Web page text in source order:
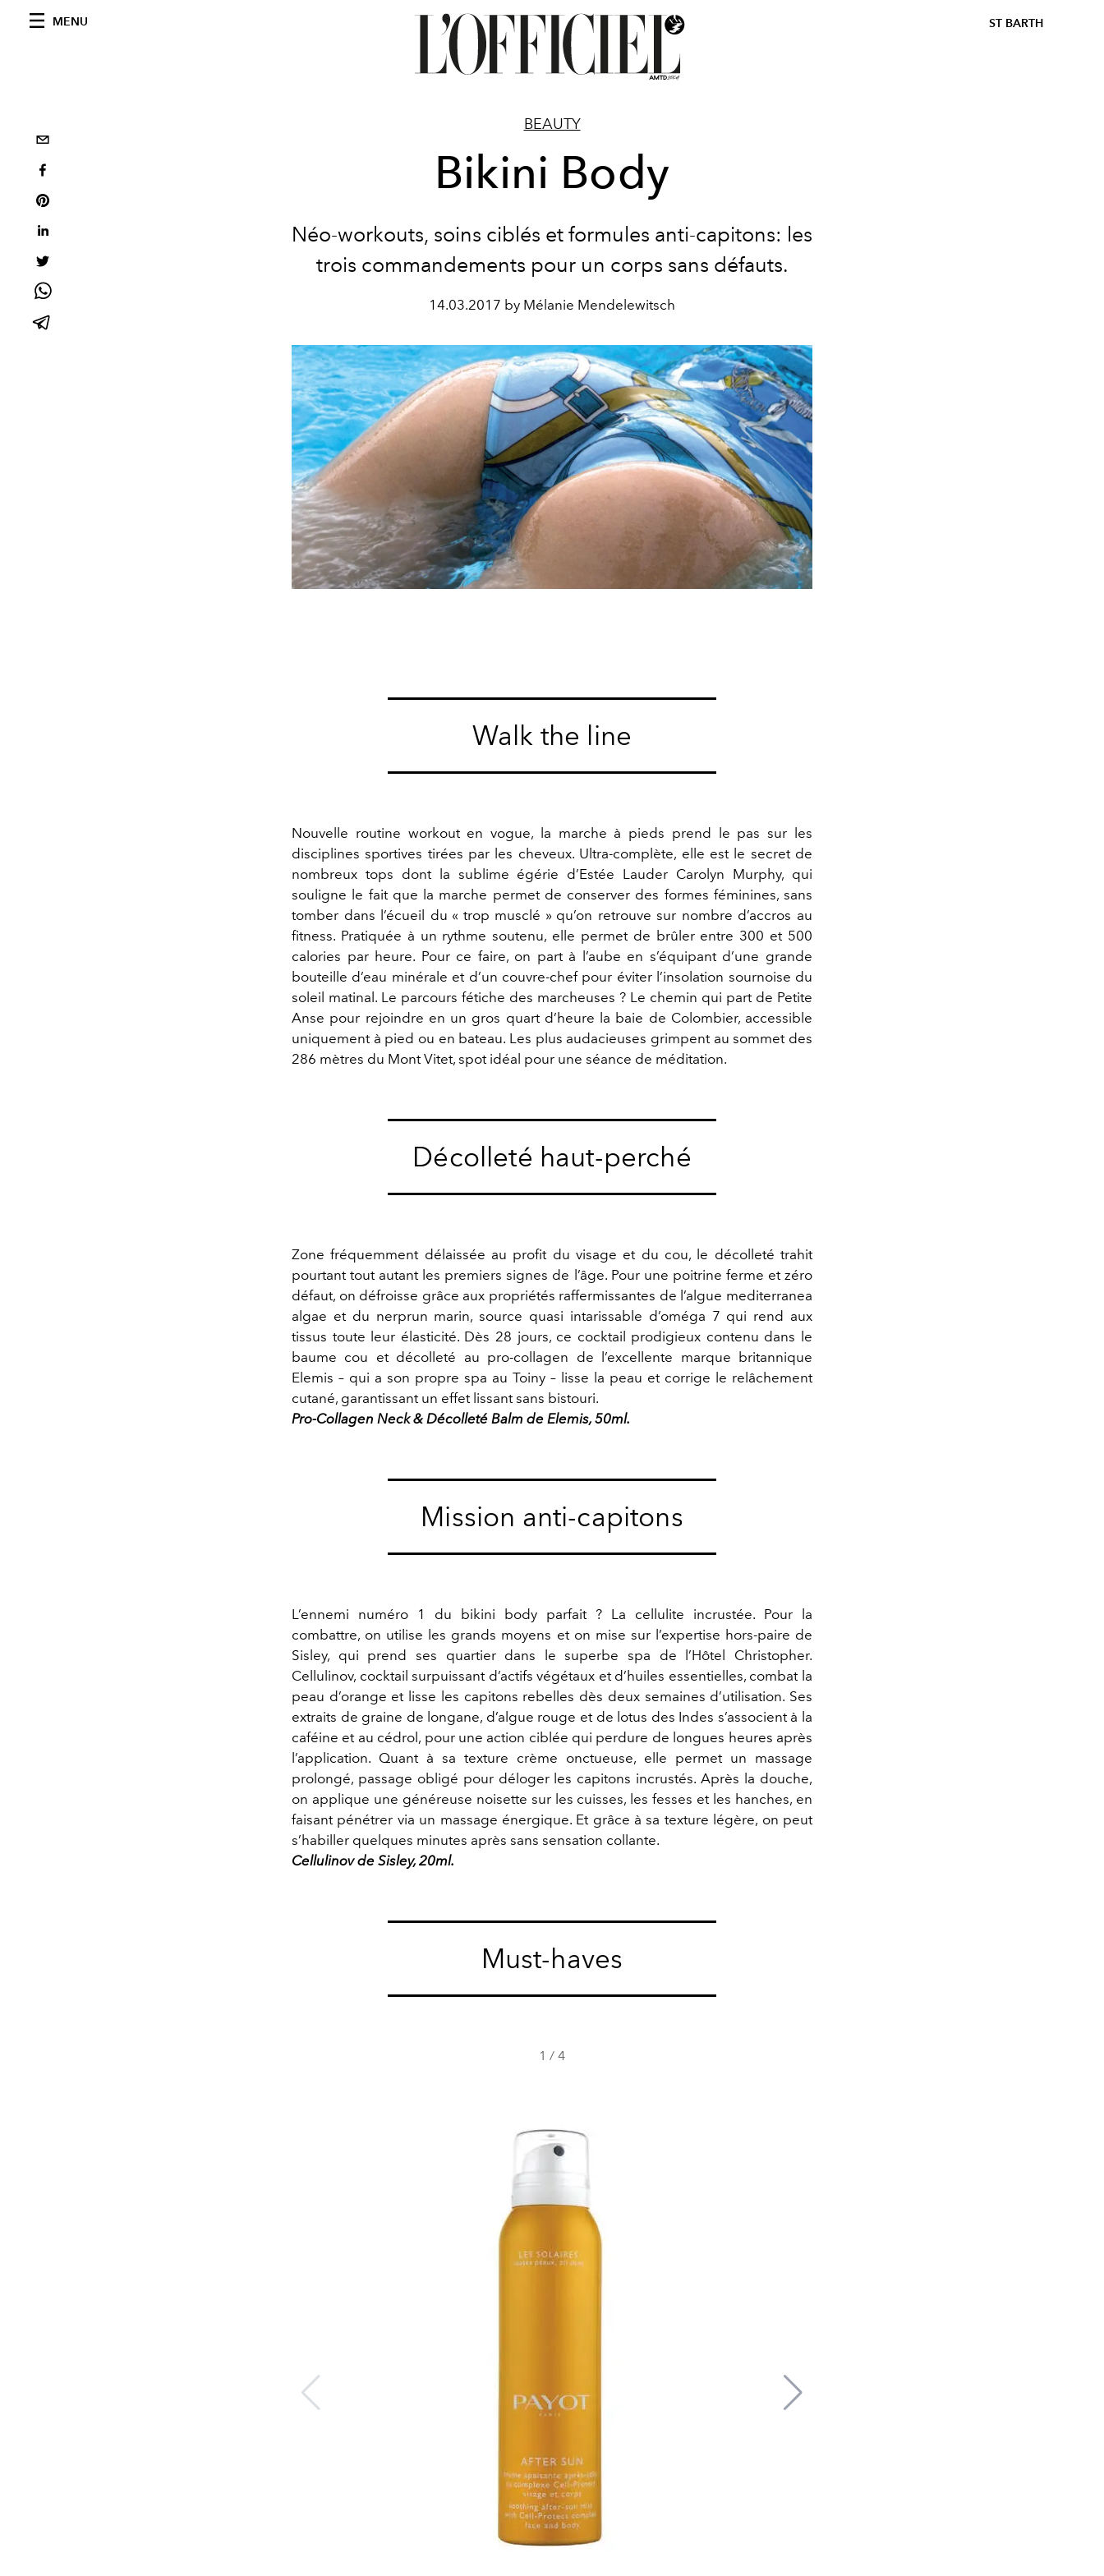
MENU ST BARTH
BEAUTY
Bikini Body
Néo-workouts, soins ciblés et formules anti-capitons: les
trois commandements pour un corps sans défauts.
14.03.2017 by Mélanie Mendelewitsch
Walk the line
Nouvelle routine workout en vogue, la marche à pieds prend le pas sur les
disciplines sportives tirées par les cheveux. Ultra-complète, elle est le secret de
nombreux tops dont la sublime égérie d’Estée Lauder Carolyn Murphy, qui
souligne le fait que la marche permet de conserver des formes féminines, sans
tomber dans l’écueil du « trop musclé » qu’on retrouve sur nombre d’accros au
fitness. Pratiquée à un rythme soutenu, elle permet de brûler entre 300 et 500
calories par heure. Pour ce faire, on part à l’aube en s’équipant d’une grande
bouteille d’eau minérale et d’un couvre-chef pour éviter l’insolation sournoise du
soleil matinal. Le parcours fétiche des marcheuses ? Le chemin qui part de Petite
Anse pour rejoindre en un gros quart d’heure la baie de Colombier, accessible
uniquement à pied ou en bateau. Les plus audacieuses grimpent au sommet des
286 mètres du Mont Vitet, spot idéal pour une séance de méditation.
Décolleté haut-perché
Zone fréquemment délaissée au profit du visage et du cou, le décolleté trahit
pourtant tout autant les premiers signes de l’âge. Pour une poitrine ferme et zéro
défaut, on défroisse grâce aux propriétés raffermissantes de l’algue mediterranea
algae et du nerprun marin, source quasi intarissable d’oméga 7 qui rend aux
tissus toute leur élasticité. Dès 28 jours, ce cocktail prodigieux contenu dans le
baume cou et décolleté au pro-collagen de l’excellente marque britannique
Elemis – qui a son propre spa au Toiny – lisse la peau et corrige le relâchement
cutané, garantissant un effet lissant sans bistouri.
Pro-Collagen Neck & Décolleté Balm de Elemis, 50ml.
Mission anti-capitons
L’ennemi numéro 1 du bikini body parfait ? La cellulite incrustée. Pour la
combattre, on utilise les grands moyens et on mise sur l’expertise hors-paire de
Sisley, qui prend ses quartier dans le superbe spa de l’Hôtel Christopher.
Cellulinov, cocktail surpuissant d’actifs végétaux et d’huiles essentielles, combat la
peau d’orange et lisse les capitons rebelles dès deux semaines d’utilisation. Ses
extraits de graine de longane, d’algue rouge et de lotus des Indes s’associent à la
caféine et au cédrol, pour une action ciblée qui perdure de longues heures après
l’application. Quant à sa texture crème onctueuse, elle permet un massage
prolongé, passage obligé pour déloger les capitons incrustés. Après la douche,
on applique une généreuse noisette sur les cuisses, les fesses et les hanches, en
faisant pénétrer via un massage énergique. Et grâce à sa texture légère, on peut
s’habiller quelques minutes après sans sensation collante.
Cellulinov de Sisley, 20ml.
Must-haves
1 / 4